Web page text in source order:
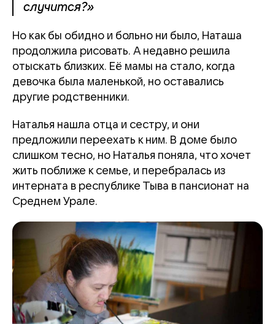
случится?»
Но как бы обидно и больно ни было, Наташа
продолжила рисовать. А недавно решила
отыскать близких. Её мамы на стало, когда
девочка была маленькой, но оставались
другие родственники.
Наталья нашла отца и сестру, и они
предложили переехать к ним. В доме было
слишком тесно, но Наталья поняла, что хочет
жить поближе к семье, и перебралась из
интерната в республике Тыва в пансионат на
Среднем Урале.